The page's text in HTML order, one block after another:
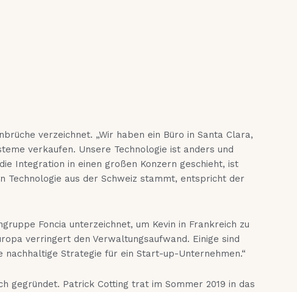
verzeichnet. „Wir haben ein Büro in Santa Clara,
verkaufen. Unsere Technologie ist anders und
Integration in einen großen Konzern geschieht, ist
Technologie aus der Schweiz stammt, entspricht der
Foncia unterzeichnet, um Kevin in Frankreich zu
verringert den Verwaltungsaufwand. Einige sind
Strategie für ein Start-up-Unternehmen.“
gegründet. Patrick Cotting trat im Sommer 2019 in das